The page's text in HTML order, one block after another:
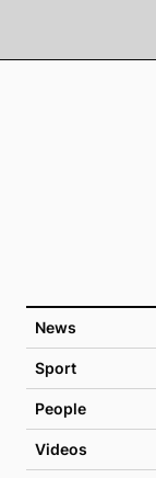
News
Sport
People
Videos